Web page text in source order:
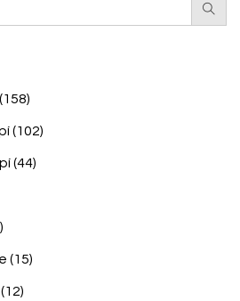
(158)
(102)
(44)
(15)
(12)